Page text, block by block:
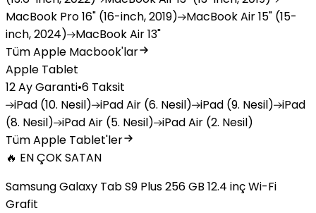
MacBook Pro 16" (16-inch, 2019) MacBookAir 15" (15-
inch, 2024)
MacBookAir 13"
Tüm Apple Macbook'lar
Apple Tablet
12 Ay Garanti•6 Taksit
iPad (10. Nesil) iPadAir (6. Nesil) iPad (9. Nesil) iPad
(8. Nesil) iPadAir (5. Nesil) iPadAir (2. Nesil)
Tüm Apple Tablet'ler
🔥 EN ÇOK SATAN
Samsung Galaxy Tab S9 Plus 256 GB 12.4 inç Wi-Fi
Grafit